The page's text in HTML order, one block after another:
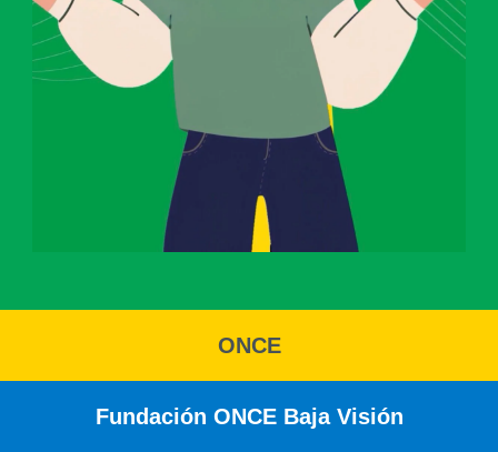
ONCE
Fundación ONCE Baja Visión